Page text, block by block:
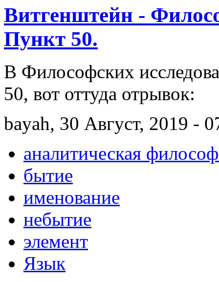
Витгенштейн -
Пункт 50.
В Философских
50, вот оттуда отрывок:
bayah, 30 Август, 2019 -
аналитическая
бытие
именование
небытие
элемент
Язык